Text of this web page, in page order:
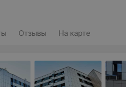
Отзывы На карте